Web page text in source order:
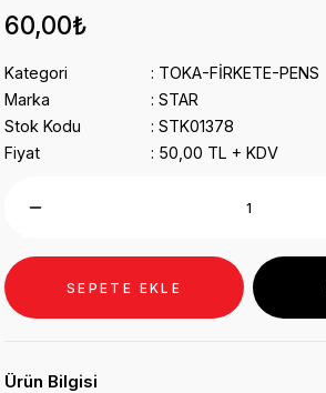
60,00₺
Kategori
TOKA-FİRKETE-PENS
Marka
STAR
Stok Kodu
STK01378
Fiyat
50,00 TL + KDV
SEPETE EKLE
Ürün Bilgisi